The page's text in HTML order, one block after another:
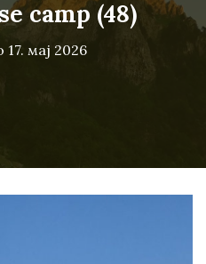
camp (48)
17. мај 2026